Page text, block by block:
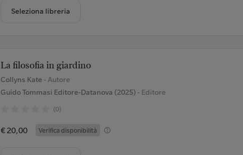
Seleziona libreria
La filosofia in giardino
Collyns Kate - Autore
Guido Tommasi Editore-Datanova (2025)- Editore
(0)
€ 20,00 Verifica disponibilità